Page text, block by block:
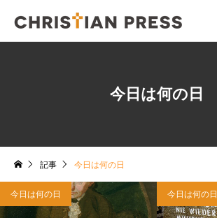
今日は何の日
記事 今日は何の日
今日は何の日 今日は何の日